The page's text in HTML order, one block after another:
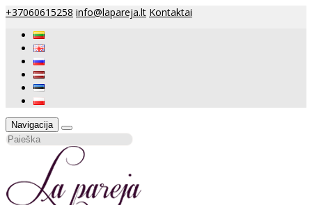
+37060615258 info@lapareja.lt Kontaktai
Navigacija